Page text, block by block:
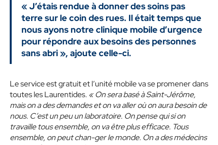
« J’étais rendue à donner des soins pas
terre sur le coin des rues. Il était temps que
nous ayons notre clinique mobile d’urgence
pour répondre aux besoins des personnes
sans abri », ajoute celle-ci.
Le service est gratuit et l’unité mobile va se promener dans
toutes les Laurentides. « On sera basé à Saint-Jérôme,
mais on a des demandes et on va aller où on aura besoin de
nous. C’est un peu un laboratoire. On pense qui si on
travaille tous ensemble, on va être plus efficace. Tous
ensemble, on peut chan-ger le monde. On a des médecins